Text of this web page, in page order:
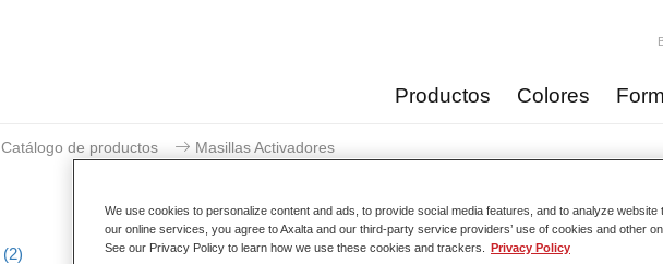
Productos Colores
Catálogo de productos Masillas Activadores
(2)
Masillas
We use cookies to personalize content and ads, to provide social media features, and to analyze website
our online services, you agree to Axalta and our third-party service providers’ use of cookies and other
See our Privacy Policy to learn how we use these cookies and trackers.
Privacy Policy